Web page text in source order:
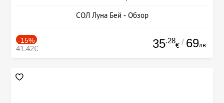
СОЛ Луна Бей - Обзор
-15%
41.42€ 35.28
€ / 69лв.